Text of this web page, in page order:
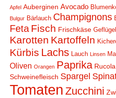
Apfel Auberginen Avocado
Bulgur Bärlauch Champignons
Feta Fisch Frischkäse Geflügel
Karotten Kartoffeln
Kürbis Lachs Lauch Linsen
Oliven Orangen Paprika Rucola
Schweinefleisch Spargel
Tomaten Zucchini